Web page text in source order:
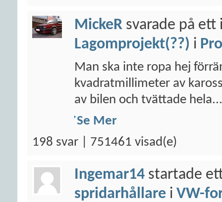
MickeR svarade på ett
Lagomprojekt(??) i
Man ska inte ropa hej
kvadratmillimeter av
av bilen och tvättade hela...
Se Mer
198 svar | 751461 visad(e)
Ingemar14 startade
spridarhållare i VW-